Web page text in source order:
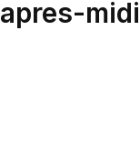
apres-midi